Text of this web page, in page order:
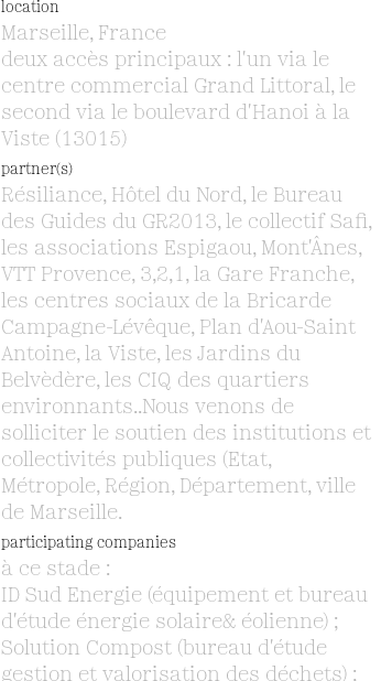
location
Marseille, France
deux accès principaux : l'un via le
centre commercial Grand Littoral, le
second via le boulevard d'Hanoi à la
Viste (13015)
partner(s)
Résiliance, Hôtel du Nord, le Bureau
des Guides du GR2013, le collectif Safi,
les associations Espigaou, Mont'Ânes,
VTT Provence, 3,2,1, la Gare Franche,
les centres sociaux de la Bricarde
Campagne-Lévêque, Plan d'Aou-Saint
Antoine, la Viste, les Jardins du
Belvèdère, les CIQ des quartiers
environnants..Nous venons de
solliciter le soutien des institutions et
collectivités publiques (Etat,
Métropole, Région, Département, ville
de Marseille.
participating companies
à ce stade :
ID Sud Energie (équipement et bureau
d'étude énergie solaire& éolienne) ;
Solution Compost (bureau d'étude
gestion et valorisation des déchets) ;